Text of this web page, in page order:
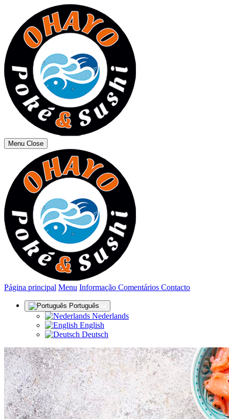
Menu Close
Página principal Menu Informação Comentários (actual)
Contacto
Português
Nederlands
English
Deutsch